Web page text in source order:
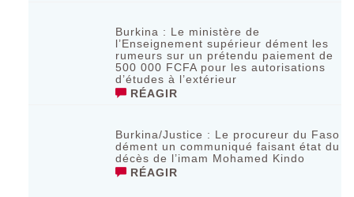
Burkina : Le ministère de
l’Enseignement supérieur dément les
rumeurs sur un prétendu paiement de
500 000 FCFA pour les autorisations
d’études à l’extérieur
RÉAGIR
Burkina/Justice : Le procureur du Faso
dément un communiqué faisant état du
décès de l’imam Mohamed Kindo
RÉAGIR